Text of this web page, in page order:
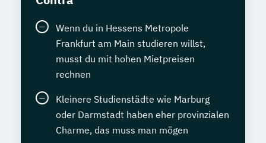
Wenn du in Hessens Metropole
Frankfurt am Main studieren willst,
musst du mit hohen Mietpreisen
rechnen
Kleinere Studienstädte wie Marburg
oder Darmstadt haben eher provinzialen
Charme, das muss man mögen